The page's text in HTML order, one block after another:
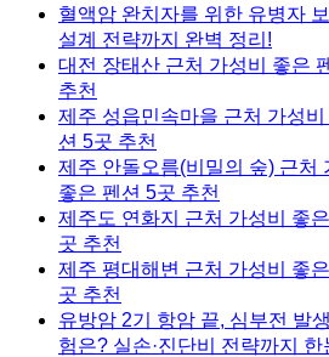
혈액암 완치자를 위한 유병자
설계 전략까지 완벽 정리!
대전 장태산 근처 가성비 좋은
추천
제주 성읍민속마을 근처 가성비
션 5곳 추천
제주 안돌오름(비밀의 숲) 근처
좋은 펜션 5곳 추천
제주도 연화지 근처 가성비 좋
곳 추천
제주 평대해변 근처 가성비 좋
곳 추천
유방암 2기 항암 끝, 심부전 발
험은? 실손·진단비 전략까지 한